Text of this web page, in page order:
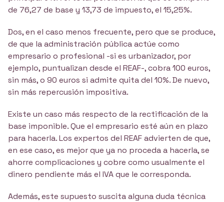
de 76,27 de base y 13,73 de impuesto, el 15,25%.
Dos, en el caso menos frecuente, pero que se produce,
de que la administración pública actúe como
empresario o profesional -si es urbanizador, por
ejemplo, puntualizan desde el REAF-, cobra 100 euros,
sin más, o 90 euros si admite quita del 10%. De nuevo,
sin más repercusión impositiva.
Existe un caso más respecto de la rectificación de la
base imponible. Que el empresario esté aún en plazo
para hacerla. Los expertos del REAF advierten de que,
en ese caso, es mejor que ya no proceda a hacerla, se
ahorre complicaciones y cobre como usualmente el
dinero pendiente más el IVA que le corresponda.
Además, este supuesto suscita alguna duda técnica